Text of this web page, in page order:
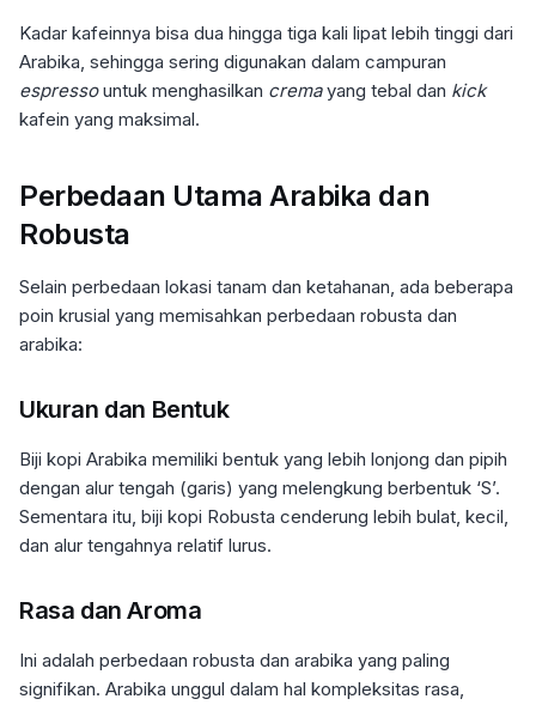
Kadar kafeinnya bisa dua hingga tiga kali lipat lebih tinggi dari
Arabika, sehingga sering digunakan dalam campuran
espressountuk menghasilkan cremayang tebal dan kick
kafein yang maksimal.
Perbedaan Utama Arabika dan
Robusta
Selain perbedaan lokasi tanam dan ketahanan, ada beberapa
poin krusial yang memisahkan perbedaan robusta dan
arabika:
Ukuran dan Bentuk
Biji kopi Arabika memiliki bentuk yang lebih lonjong dan pipih
dengan alur tengah (garis) yang melengkung berbentuk ‘S’.
Sementara itu, biji kopi Robusta cenderung lebih bulat, kecil,
dan alur tengahnya relatif lurus.
Rasa dan Aroma
Ini adalah perbedaan robusta dan arabika yang paling
signifikan. Arabika unggul dalam hal kompleksitas rasa,